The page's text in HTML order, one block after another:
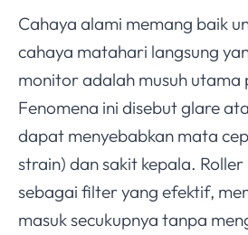
Cahaya alami memang baik
cahaya matahari langsung
monitor adalah musuh utama
Fenomena ini disebut glare
dapat menyebabkan mata
strain) dan sakit kepala.
sebagai filter yang efektif,
masuk secukupnya tanpa